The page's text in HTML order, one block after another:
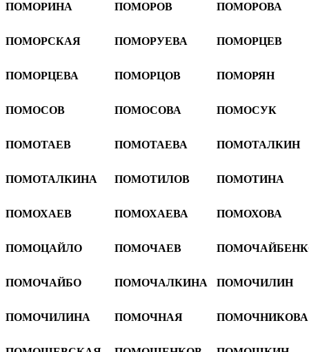
ПОМОРИНА ПОМОРОВ ПОМОРОВА
ПОМОРСКАЯ ПОМОРУЕВА ПОМОРЦЕВ
ПОМОРЦЕВА ПОМОРЦОВ ПОМОРЯН
ПОМОСОВ ПОМОСОВА ПОМОСУК
ПОМОТАЕВ ПОМОТАЕВА ПОМОТАЛКИН
ПОМОТАЛКИНА ПОМОТИЛОВ ПОМОТИНА
ПОМОХАЕВ ПОМОХАЕВА ПОМОХОВА
ПОМОЦАЙЛО ПОМОЧАЕВ
ПОМОЧАЙБО ПОМОЧАЛКИНА ПОМОЧИЛИН
ПОМОЧИЛИНА ПОМОЧНАЯ ПОМОЧНИКОВА